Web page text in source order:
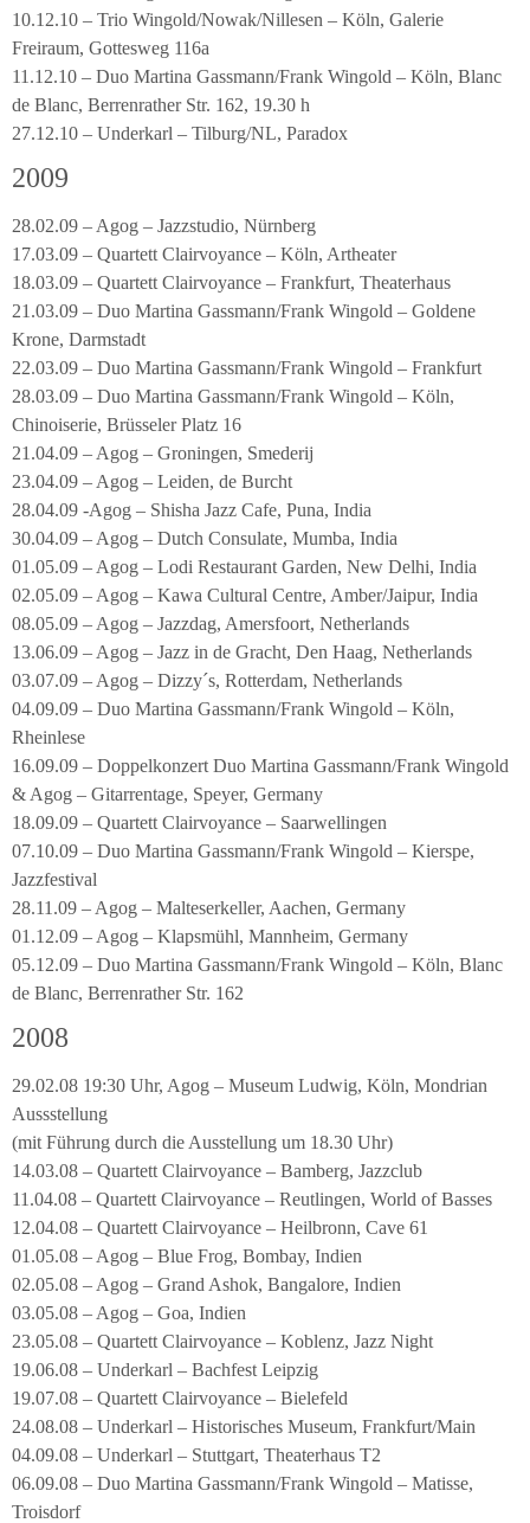
10.12.10 – Trio Wingold/Nowak/Nillesen – Köln, Galerie
Freiraum, Gottesweg 116a
11.12.10 – Duo Martina Gassmann/Frank Wingold – Köln, Blanc
de Blanc, Berrenrather Str. 162, 19.30 h
27.12.10 – Underkarl – Tilburg/NL, Paradox
2009
28.02.09 – Agog – Jazzstudio, Nürnberg
17.03.09 – Quartett Clairvoyance – Köln, Artheater
18.03.09 – Quartett Clairvoyance – Frankfurt, Theaterhaus
21.03.09 – Duo Martina Gassmann/Frank Wingold – Goldene
Krone, Darmstadt
22.03.09 – Duo Martina Gassmann/Frank Wingold – Frankfurt
28.03.09 – Duo Martina Gassmann/Frank Wingold – Köln,
Chinoiserie, Brüsseler Platz 16
21.04.09 – Agog – Groningen, Smederij
23.04.09 – Agog – Leiden, de Burcht
28.04.09 -Agog – Shisha Jazz Cafe, Puna, India
30.04.09 – Agog – Dutch Consulate, Mumba, India
01.05.09 – Agog – Lodi Restaurant Garden, New Delhi, India
02.05.09 – Agog – Kawa Cultural Centre, Amber/Jaipur, India
08.05.09 – Agog – Jazzdag, Amersfoort, Netherlands
13.06.09 – Agog – Jazz in de Gracht, Den Haag, Netherlands
03.07.09 – Agog – Dizzy´s, Rotterdam, Netherlands
04.09.09 – Duo Martina Gassmann/Frank Wingold – Köln,
Rheinlese
16.09.09 – Doppelkonzert Duo Martina Gassmann/Frank Wingold
& Agog – Gitarrentage, Speyer, Germany
18.09.09 – Quartett Clairvoyance – Saarwellingen
07.10.09 – Duo Martina Gassmann/Frank Wingold – Kierspe,
Jazzfestival
28.11.09 – Agog – Malteserkeller, Aachen, Germany
01.12.09 – Agog – Klapsmühl, Mannheim, Germany
05.12.09 – Duo Martina Gassmann/Frank Wingold – Köln, Blanc
de Blanc, Berrenrather Str. 162
2008
29.02.08 19:30 Uhr, Agog – Museum Ludwig, Köln, Mondrian
Aussstellung
(mit Führung durch die Ausstellung um 18.30 Uhr)
14.03.08 – Quartett Clairvoyance – Bamberg, Jazzclub
11.04.08 – Quartett Clairvoyance – Reutlingen, World of Basses
12.04.08 – Quartett Clairvoyance – Heilbronn, Cave 61
01.05.08 – Agog – Blue Frog, Bombay, Indien
02.05.08 – Agog – Grand Ashok, Bangalore, Indien
03.05.08 – Agog – Goa, Indien
23.05.08 – Quartett Clairvoyance – Koblenz, Jazz Night
19.06.08 – Underkarl – Bachfest Leipzig
19.07.08 – Quartett Clairvoyance – Bielefeld
24.08.08 – Underkarl – Historisches Museum, Frankfurt/Main
04.09.08 – Underkarl – Stuttgart, Theaterhaus T2
06.09.08 – Duo Martina Gassmann/Frank Wingold – Matisse,
Troisdorf